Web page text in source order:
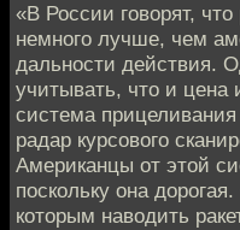
«В России говорят,
немного лучше, чем
дальности действия.
учитывать, что и
система прицеливания
радар курсового
Американцы от этой
поскольку она
которым наводить